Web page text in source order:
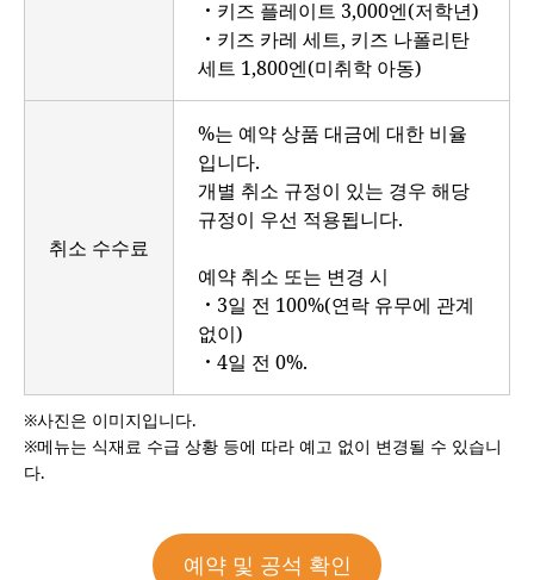
・키즈 플레이트 3,000엔(저학년)
・키즈 카레 세트, 키즈 나폴리탄
세트 1,800엔(미취학 아동)
취소 수수료
%는 예약 상품 대금에 대한 비율
입니다.
개별 취소 규정이 있는 경우 해당
규정이 우선 적용됩니다.
예약 취소 또는 변경 시
・3일 전 100%(연락 유무에 관계
없이)
・4일 전 0%.
※사진은 이미지입니다.
※메뉴는 식재료 수급 상황 등에 따라 예고 없이 변경될 수 있습니
다.
예약 및 공석 확인